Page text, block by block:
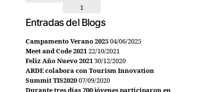
1
Entradas del Blogs
Campamento Verano 2025 04/06/2025
Meet and Code 2021 22/10/2021
Feliz Año Nuevo 2021 30/12/2020
ARDE colabora con Tourism Innovation
Summit TIS2020 07/09/2020